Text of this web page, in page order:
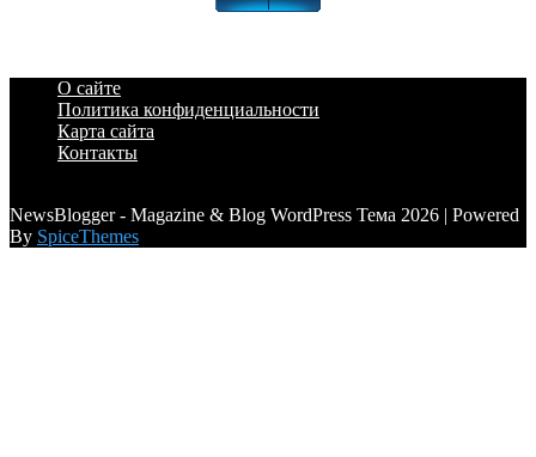
О сайте
Политика конфиденциальности
Карта сайта
Контакты
NewsBlogger - Magazine & Blog WordPress Тема 2026 | Powered
By SpiceThemes